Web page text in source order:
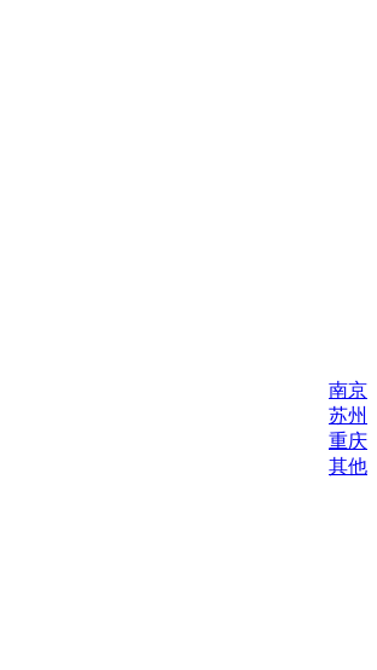
南京
苏州
重庆
其他